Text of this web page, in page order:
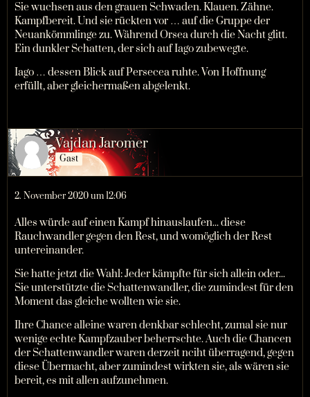
Sie wuchsen aus den grauen Schwaden. Klauen. Zähne.
Kampfbereit. Und sie rückten vor … auf die Gruppe der
Neuankömmlinge zu. Während Orsea durch die Nacht glitt.
Ein dunkler Schatten, der sich auf Iago zubewegte.
Iago … dessen Blick auf Persecea ruhte. Von Hoffnung
erfüllt, aber gleichermaßen abgelenkt.
Vajdan Jaromer
Gast
2. November 2020 um 12:06
Alles würde auf einen Kampf hinauslaufen... diese
Rauchwandler gegen den Rest, und womöglich der Rest
untereinander.
Sie hatte jetzt die Wahl: Jeder kämpfte für sich allein oder...
Sie unterstützte die Schattenwandler, die zumindest für den
Moment das gleiche wollten wie sie.
Ihre Chance alleine waren denkbar schlecht, zumal sie nur
wenige echte Kampfzauber beherrschte. Auch die Chancen
der Schattenwandler waren derzeit nciht überragend, gegen
diese Übermacht, aber zumindest wirkten sie, als wären sie
bereit, es mit allen aufzunehmen.